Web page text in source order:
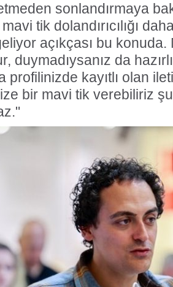
sonlandırmaya
tik dolandırıcılığı
açıkçası bu konuda.
duymadıysanız da
profilinizde kayıtlı olan
bir mavi tik verebiliriz şu